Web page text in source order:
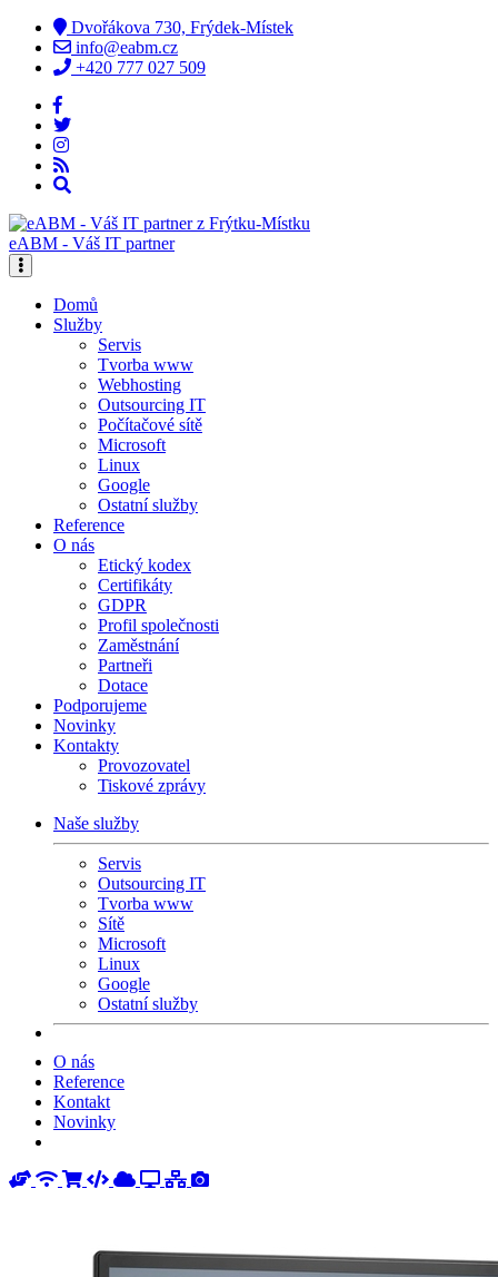
Dvořákova 730, Frýdek-Místek
info@eabm.cz
+420 777 027 509
eABM - Váš IT partner
Domů
Služby
Servis
Tvorba www
Webhosting
Outsourcing IT
Počítačové sítě
Microsoft
Linux
Google
Ostatní služby
Reference
O nás
Etický kodex
Certifikáty
GDPR
Profil společnosti
Zaměstnání
Partneři
Dotace
Podporujeme
Novinky
Kontakty
Provozovatel
Tiskové zprávy
Naše služby
Servis
Outsourcing IT
Tvorba www
Sítě
Microsoft
Linux
Google
Ostatní služby
O nás
Reference
Kontakt
Novinky